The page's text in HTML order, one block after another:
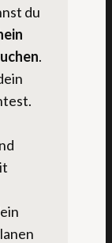
du
.